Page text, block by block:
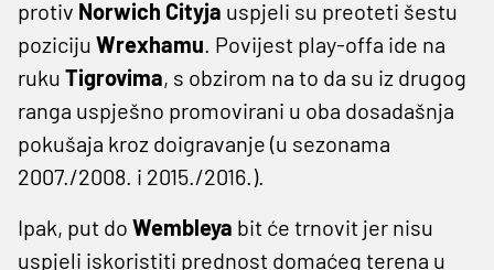
protiv Norwich Cityja uspjeli su preoteti šestu
poziciju Wrexhamu. Povijest play-offa ide na
ruku Tigrovima, s obzirom na to da su iz drugog
ranga uspješno promovirani u oba dosadašnja
pokušaja kroz doigravanje (u sezonama
2007./2008. i 2015./2016.).
Ipak, put do Wembleya bit će trnovit jer nisu
uspjeli iskoristiti prednost domaćeg terena u